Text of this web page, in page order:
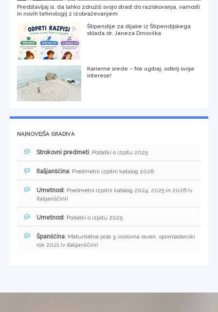
Predstavljaj si, da lahko združiš svojo strast do raziskovanja, varnosti
in novih tehnologij z izobraževanjem
Štipendije za dijake iz Štipendijskega
sklada dr. Janeza Drnovška
Karierne srede – Ne ugibaj, odkrij svoje
interese!
NAJNOVEJŠA GRADIVA
Strokovni predmeti: Podatki o izpitu 2025
Italijanščina: Predmetni izpitni katalog 2026
Umetnost: Predmetni izpitni katalog 2024, 2025 in 2026 (v
italijanščini)
Umetnost: Podatki o izpitu 2025
Španščina: Maturitetna pola 3, osnovna raven, spomladanski
rok 2021 (v italijanščini)